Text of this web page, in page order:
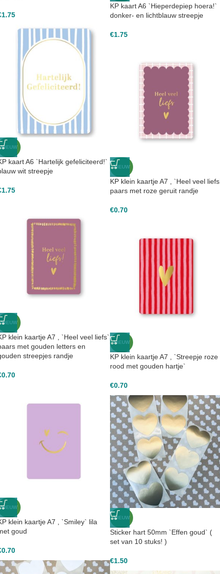
1.75
KP kaart A6 `Hieperdepiep hoera!`
donker- en lichtblauw streepje
€1.75
NIEUW
kaart A6 `Hartelijk gefeliciteerd!`
wit streepje
1.75
NIEUW
KP klein kaartje A7 , `Heel veel
paars met roze geruit randje
€0.70
NIEUW
klein kaartje A7 , `Heel veel liefs`
met gouden letters en
streepjes randje
0.70
NIEUW
KP klein kaartje A7 , `Streepje roze
rood met gouden hartje`
€0.70
NIEUW
klein kaartje A7 , `Smiley` lila
goud
0.70
NIEUW
Sticker hart 50mm `Effen goud` (
set van 10 stuks! )
€1.50